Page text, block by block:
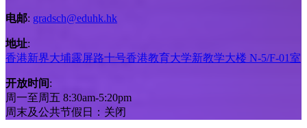
电邮: gradsch@eduhk.hk
地址:
香港新界大埔露屏路十号香港教育大学新教学大楼 N-5/F-01室
开放时间:
周一至周五 8:30am-5:20pm
周末及公共节假日：关闭